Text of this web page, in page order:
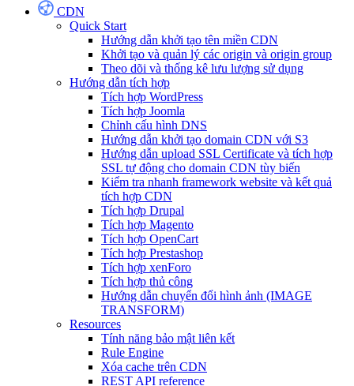
CDN
Quick Start
Hướng dẫn khởi tạo tên miền CDN
Khởi tạo và quản lý các origin và origin group
Theo dõi và thống kê lưu lượng sử dụng
Hướng dẫn tích hợp
Tích hợp WordPress
Tích hợp Joomla
Chỉnh cấu hình DNS
Hướng dẫn khởi tạo domain CDN với S3
Hướng dẫn upload SSL Certificate và tích hợp
SSL tự động cho domain CDN tùy biến
Kiểm tra nhanh framework website và kết quả
tích hợp CDN
Tích hợp Drupal
Tích hợp Magento
Tích hợp OpenCart
Tích hợp Prestashop
Tích hợp xenForo
Tích hợp thủ công
Hướng dẫn chuyển đổi hình ảnh (IMAGE
TRANSFORM)
Resources
Tính năng bảo mật liên kết
Rule Engine
Xóa cache trên CDN
REST API reference